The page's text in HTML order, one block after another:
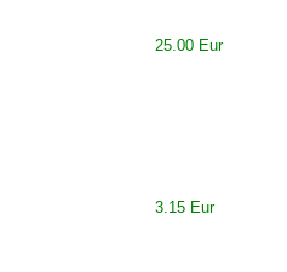
25.00 Eur
3.15 Eur